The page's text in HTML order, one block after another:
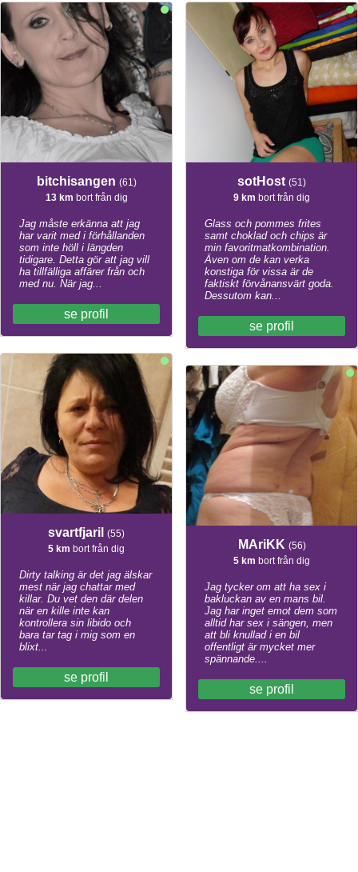
bitchisangen (61)
13 km bort från dig
Jag måste erkänna att jag
har varit med i förhållanden
som inte höll i längden
tidigare. Detta gör att jag vill
ha tillfälliga affärer från och
med nu. När jag...
se profil
svartfjaril (55)
5 km bort från dig
Dirty talking är det jag älskar
mest när jag chattar med
killar. Du vet den där delen
när en kille inte kan
kontrollera sin libido och
bara tar tag i mig som en
blixt...
se profil
sotHost (51)
9 km bort från dig
Glass och pommes frites
samt choklad och chips är
min favoritmatkombination.
Även om de kan verka
konstiga för vissa är de
faktiskt förvånansvärt goda.
Dessutom kan...
se profil
MAriKK (56)
5 km bort från dig
Jag tycker om att ha sex i
bakluckan av en mans bil.
Jag har inget emot dem som
alltid har sex i sängen, men
att bli knullad i en bil
offentligt är mycket mer
spännande....
se profil